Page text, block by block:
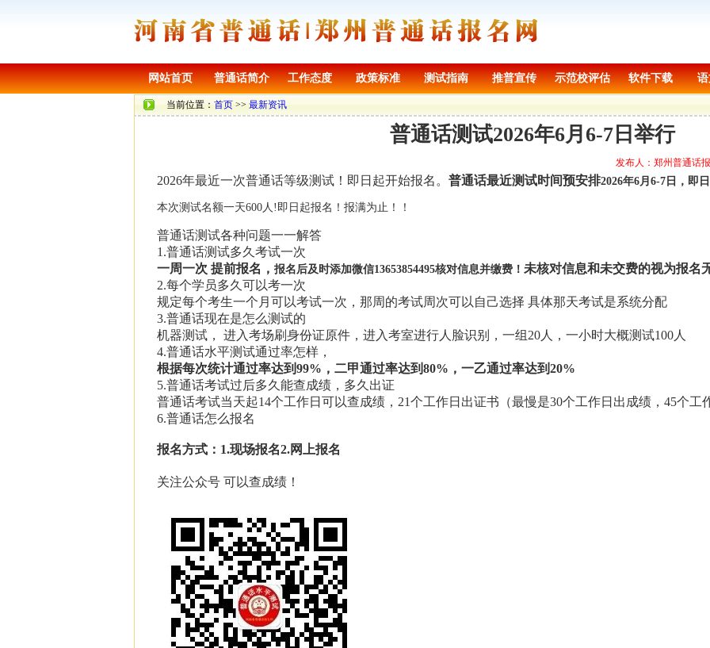
网站首页 普通话简介 工作态度 政策标准 测试指南 推普宣传 示范校评估 软件下载
当前位置： 首页>> 最新资讯
普通话测试2026年6月6-7日举行
发布人：郑州普通话
2026年最近一次普通话等级测试！即日起开始报名。 普通话最近测试时间预安排2026年6月6-7日 ，即
本次测试名额一天600人!即日起报名！报满为止！！
普通话测试各种问题一一解答
1.普通话测试多久考试一次
一周一次 提前报名， 报名后及时添加微信13653854495核对信息并缴费！ 未核对信息和未交费的视为报名
2.每个学员多久可以考一次
规定每个考生一个月可以考试一次，那周的考试周次可以自己选择 具体那天考试是系统分配
3.普通话现在是怎么测试的
机器测试， 进入考场刷身份证原件，进入考室进行人脸识别，一组20人，一小时大概测试100人
4.普通话水平测试通过率怎样，
根据每次统计通过率达到99% ，二甲通过率达到80% ，一乙通过率达到20%
5.普通话考试过后多久能查成绩，多久出证
普通话考试当天起14个工作日可以查成绩，21个工作日出证书（最慢是30个工作日出成绩，45个工
6.普通话怎么报名
报名方式： 1.现场报名2.网上报名
关注公众号 可以查成绩！